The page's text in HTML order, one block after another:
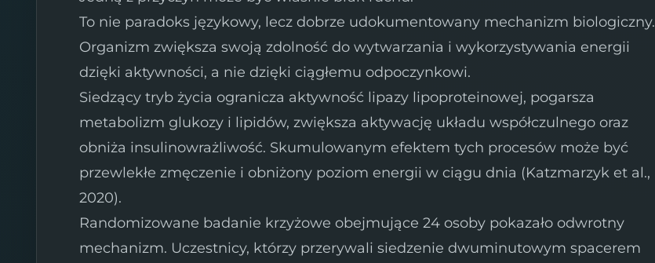
To nie paradoks językowy, lecz dobrze udokumentowany mechanizm biologiczny.
Organizm zwiększa swoją zdolność do wytwarzania i wykorzystywania energii
dzięki aktywności, a nie dzięki ciągłemu odpoczynkowi.
Siedzący tryb życia ogranicza aktywność lipazy lipoproteinowej, pogarsza
metabolizm glukozy i lipidów, zwiększa aktywację układu współczulnego oraz
obniża insulinowrażliwość. Skumulowanym efektem tych procesów może być
przewlekłe zmęczenie i obniżony poziom energii w ciągu dnia (Katzmarzyk et al.,
2020).
Randomizowane badanie krzyżowe obejmujące 24 osoby pokazało odwrotny
mechanizm. Uczestnicy, którzy przerywali siedzenie dwuminutowym spacerem